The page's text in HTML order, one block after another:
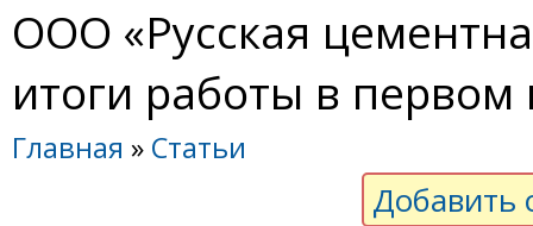
ООО «Русская
итоги работы в первом
Главная » Статьи
Добавить